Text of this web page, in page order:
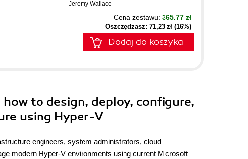
Jeremy Wallace
Cena zestawu: 365.77 zł
Oszczędzasz: 71,23 zł (16%)
Dodaj do koszyka
to design, deploy, configure,
using Hyper-V
engineers, system administrators, cloud
modern Hyper-V environments using current Microsoft